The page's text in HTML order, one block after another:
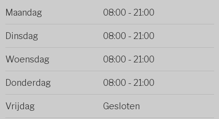
Maandag 08:00 - 21:00
Dinsdag 08:00 - 21:00
Woensdag 08:00 - 21:00
Donderdag 08:00 - 21:00
Vrijdag Gesloten